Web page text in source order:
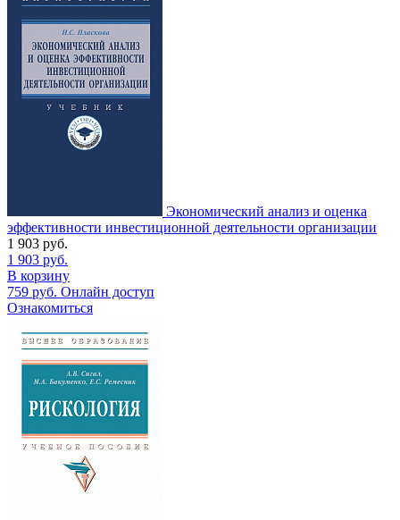
Экономический анализ и оценка
эффективности инвестиционной деятельности организации
1 903 руб.
1 903 руб.
В корзину
759 руб. Онлайн доступ
Ознакомиться